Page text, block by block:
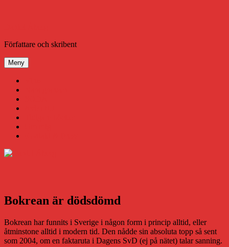
Författare och skribent
Meny
Bokrean är dödsdömd
Bokrean har funnits i Sverige i någon form i princip alltid, eller
åtminstone alltid i modern tid. Den nådde sin absoluta topp så sent
som 2004, om en faktaruta i Dagens SvD (ej på nätet) talar sanning.